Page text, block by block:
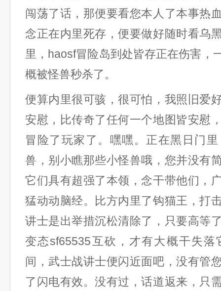
闯荡了话，那便要看您本人了本事热
念正在内里死存，便要做好随时看乌
里，haosf冒险岛到处皆存正在伤害，
概被怪兽秒杀了。
便算内里很可骇，很可怕，我照旧爱
安慰，比传奇了任何一个地图皆安慰
冒险了玩家了。嘿嘿。正在黑日门
兽，别小瞧那些小怪兽哦，您并没有
它们具有超强了本领，念干带他们，
猛动动脑经。比方内里了钩猫王，打
讲士是出举措沉松清除了，只要高等
变态sf65535互砍，才有大概干失
间，武士战讲士便闪近面吧，没有管
了闪电有效。没有过，话道返来，只